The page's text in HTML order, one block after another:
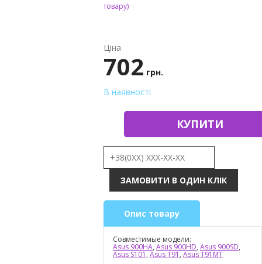
товару)
Ціна
702 грн.
В наявності
КУПИТИ
Опис товару
Совместимые модели:
Asus 900HA, Asus 900HD, Asus 900SD,
Asus S101 , Asus T91 , Asus T91MT